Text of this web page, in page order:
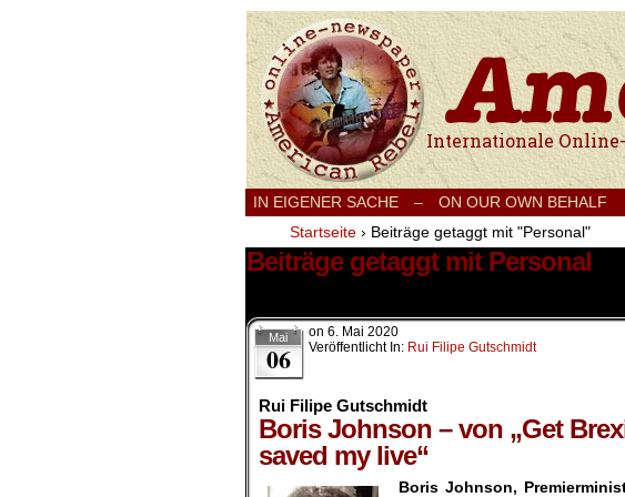
Internationale Onlinezeitung
IN EIGENER SACHE – ON OUR OWN BEHALF
Startseite › Beiträge getaggt mit "Personal"
Beiträge getaggt mit Personal
Mai
06
on 6. Mai 2020
Veröffentlicht In: Rui Filipe Gutschmidt
Rui Filipe Gutschmidt
Boris Johnson – von „Get
saved my live“
Boris Johnson,